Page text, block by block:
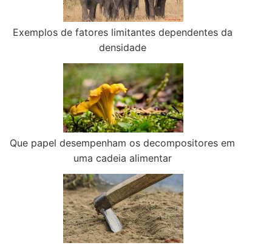
Exemplos de fatores limitantes dependentes da
densidade
Que papel desempenham os decompositores em
uma cadeia alimentar